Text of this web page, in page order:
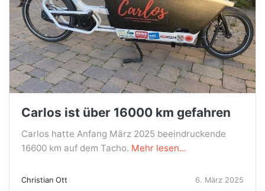
Carlos ist über 16000 km gefahren
Carlos hatte Anfang März 2025 beeindruckende
16600 km auf dem Tacho. Mehr lesen...
Christian Ott 6. März 2025